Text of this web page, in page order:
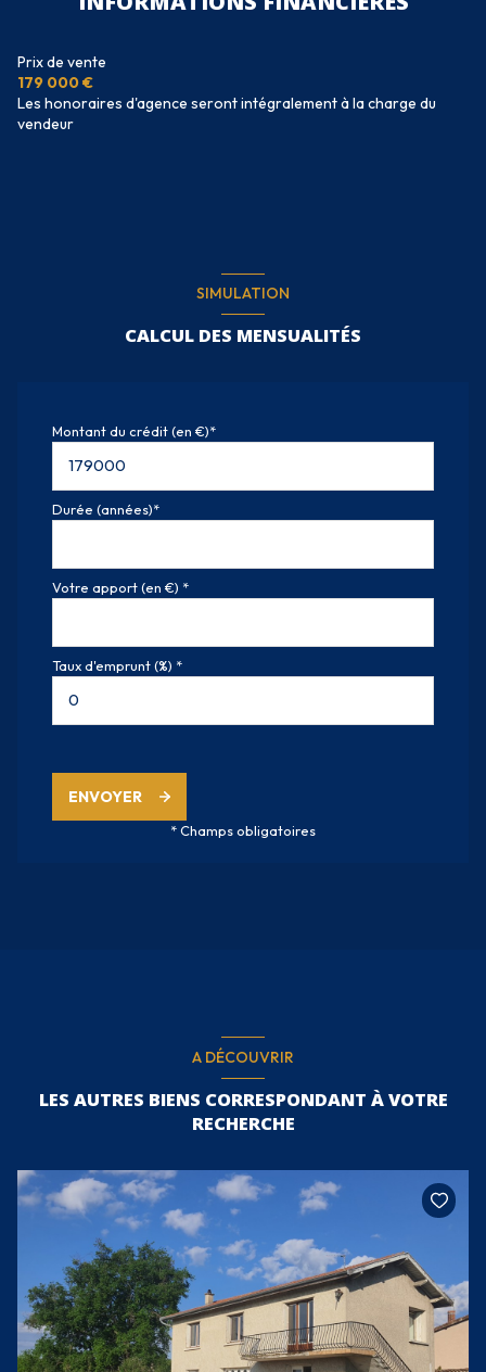
Prix de vente
179 000 €
Les honoraires d'agence seront intégralement à la charge du
vendeur
SIMULATION
CALCUL DES MENSUALITÉS
Montant du crédit (en €)*
Durée (années)*
Votre apport (en €) *
Taux d'emprunt (%) *
ENVOYER
* Champs obligatoires
A DÉCOUVRIR
LES AUTRES BIENS CORRESPONDANT À VOTRE
RECHERCHE